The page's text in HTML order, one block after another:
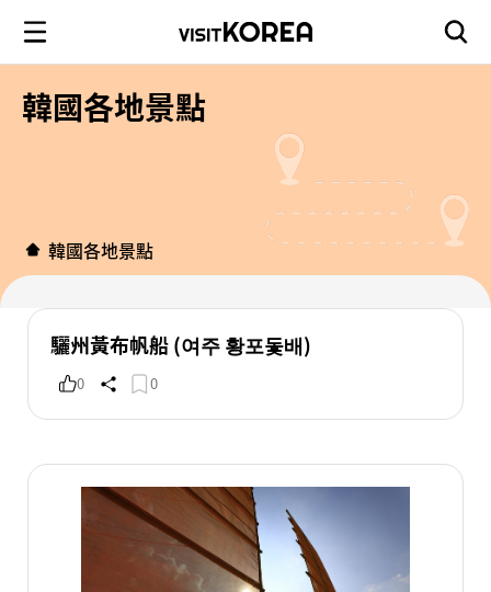
韓國各地景點
韓國各地景點
驪州黃布帆船 (여주 황포돛배)
0 0